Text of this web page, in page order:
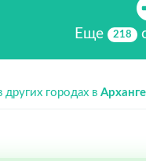
Еще 218
городах в